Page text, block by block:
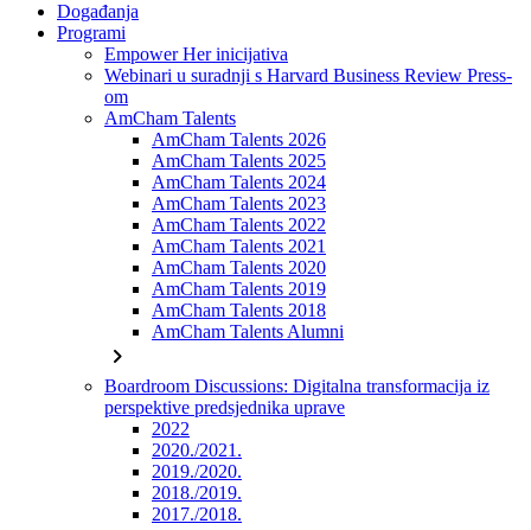
Događanja
Programi
Empower Her inicijativa
Webinari u suradnji s Harvard Business Review Press-
om
AmCham Talents
AmCham Talents 2026
AmCham Talents 2025
AmCham Talents 2024
AmCham Talents 2023
AmCham Talents 2022
AmCham Talents 2021
AmCham Talents 2020
AmCham Talents 2019
AmCham Talents 2018
AmCham Talents Alumni
chevron_right
Boardroom Discussions: Digitalna transformacija iz
perspektive predsjednika uprave
2022
2020./2021.
2019./2020.
2018./2019.
2017./2018.